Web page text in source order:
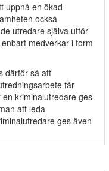
uppnå en ökad
också
utredare själva utför
medverkar i form
därför så att
får
kriminalutredare ges
att leda
ges även